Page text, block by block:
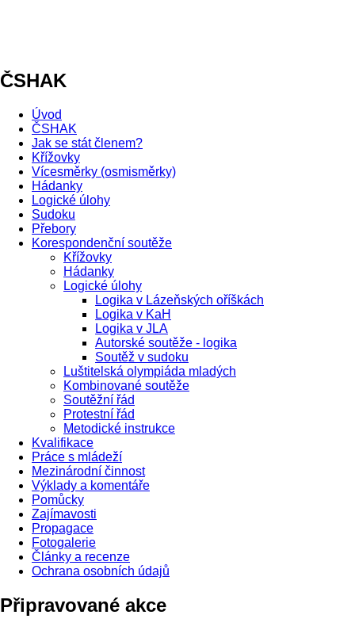
ČSHAK
Úvod
ČSHAK
Jak se stát členem?
Křížovky
Vícesměrky (osmisměrky)
Hádanky
Logické úlohy
Sudoku
Přebory
Korespondenční soutěže
Křížovky
Hádanky
Logické úlohy
Logika v Lázeňských oříškách
Logika v KaH
Logika v JLA
Autorské soutěže - logika
Soutěž v sudoku
Luštitelská olympiáda mladých
Kombinované soutěže
Soutěžní řád
Protestní řád
Metodické instrukce
Kvalifikace
Práce s mládeží
Mezinárodní činnost
Výklady a komentáře
Pomůcky
Zajímavosti
Propagace
Fotogalerie
Články a recenze
Ochrana osobních údajů
Připravované akce